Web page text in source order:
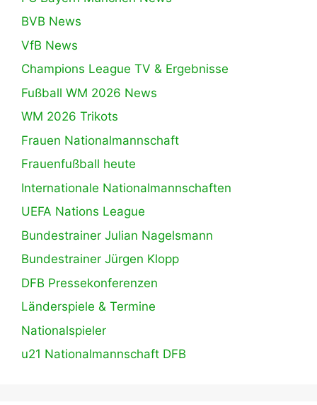
BVB News
VfB News
Champions League TV & Ergebnisse
Fußball WM 2026 News
WM 2026 Trikots
Frauen Nationalmannschaft
Frauenfußball heute
Internationale Nationalmannschaften
UEFA Nations League
Bundestrainer Julian Nagelsmann
Bundestrainer Jürgen Klopp
DFB Pressekonferenzen
Länderspiele & Termine
Nationalspieler
u21 Nationalmannschaft DFB